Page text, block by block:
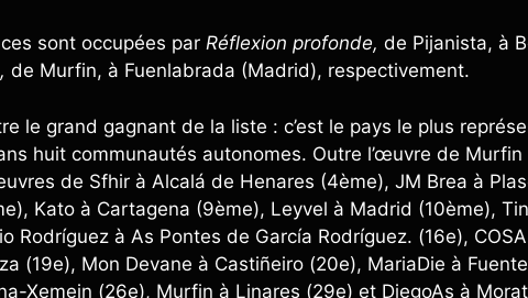
sont occupées par Réflexion profonde, de Pijanista, à
de Murfin, à Fuenlabrada (Madrid), respectivement.
le grand gagnant de la liste : c’est le pays le plus
huit communautés autonomes. Outre l’œuvre de Murfin
de Sfhir à Alcalá de Henares (4ème), JM Brea à
Kato à Cartagena (9ème), Leyvel à Madrid (10ème),
Rodríguez à As Pontes de García Rodríguez. (16e),
(19e), Mon Devane à Castiñeiro (20e), MariaDie à
Xemein (26e), Murfin à Linares (29e) et DiegoAs à